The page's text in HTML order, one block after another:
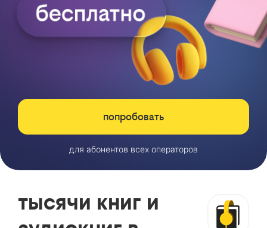
попробовать
для абонентов всех операторов
тысячи книг и